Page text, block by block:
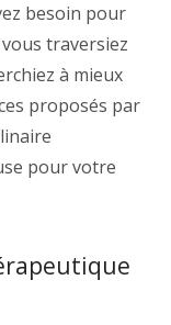
besoin pour
traversiez
à mieux
proposés par
pour votre